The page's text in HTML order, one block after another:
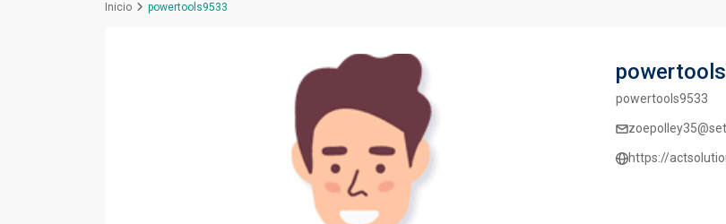
Inicio powertools9533
powertools9533
https://